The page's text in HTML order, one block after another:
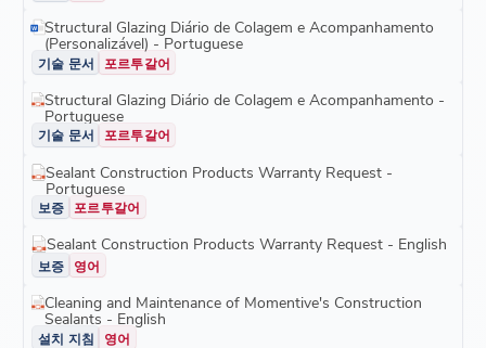
Structural Glazing Diário de Colagem e Acompanhamento
(Personalizável) - Portuguese
기술 문서 포르투갈어
Structural Glazing Diário de Colagem e Acompanhamento -
Portuguese
기술 문서 포르투갈어
Sealant Construction Products Warranty Request -
Portuguese
보증 포르투갈어
Sealant Construction Products Warranty Request - English
보증 영어
Cleaning and Maintenance of Momentive's Construction
Sealants - English
설치 지침 영어